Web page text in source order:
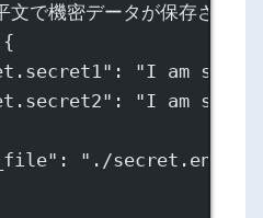
で機密データが保存されて
: "I am
: "I am
: "./